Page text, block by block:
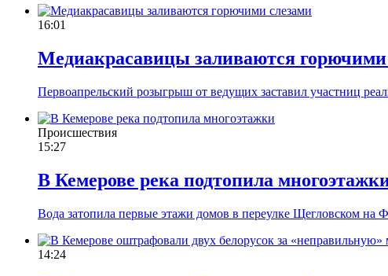
16:01
Медиакрасавицы заливаются горючими
Первоапрельский розыгрыш от ведущих заставил участниц
Происшествия
15:27
В Кемерове река подтопила
Вода затопила первые этажи домов в переулке Щегловском на
14:24